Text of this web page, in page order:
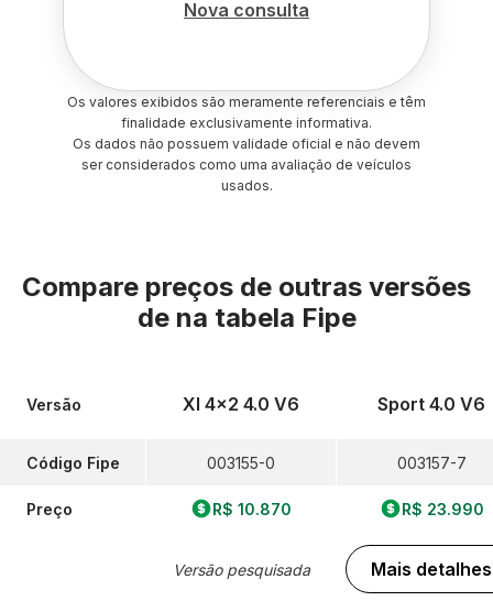
Nova consulta
Os valores exibidos são meramente referenciais e têm
finalidade exclusivamente informativa.
Os dados não possuem validade oficial e não devem
ser considerados como uma avaliação de veículos
usados.
Compare preços de outras versões
de na tabela Fipe
Versão
Código Fipe
Preço
Xl 4x2 4.0 V6
003155-0
R$ 10.870
Versão pesquisada
Sport 4.0 V6
003157-7
R$ 23.990
Mais detalhes